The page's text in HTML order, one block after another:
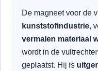
De magneet voor de
kunststofindustrie,
vermalen materiaal
wordt in de
geplaatst. Hij is